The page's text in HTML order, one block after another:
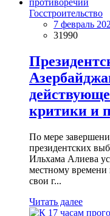
Госстроительство
7 февраль
31990
критики и
По мере
президентских
Ильхама Алиева
местному времени
свои г...
Читать далее